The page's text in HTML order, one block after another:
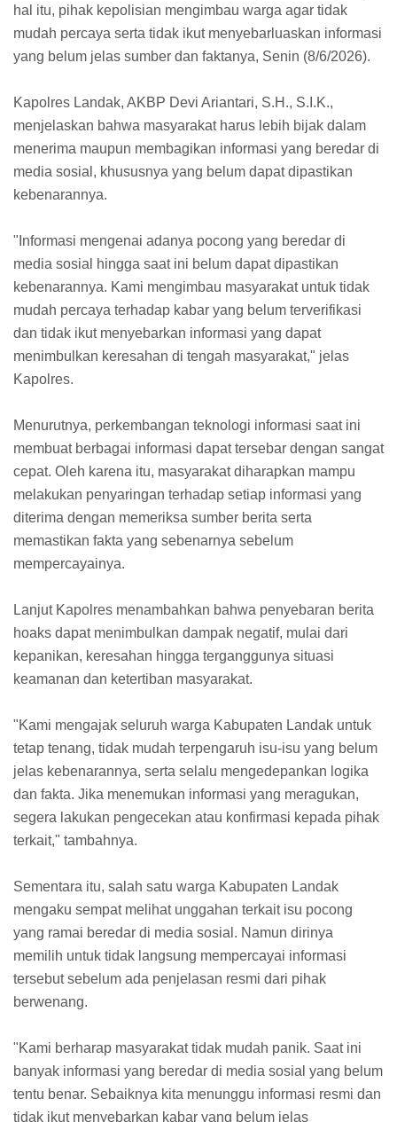
hal itu, pihak kepolisian mengimbau warga agar tidak
mudah percaya serta tidak ikut menyebarluaskan informasi
yang belum jelas sumber dan faktanya, Senin (8/6/2026).
Kapolres Landak, AKBP Devi Ariantari, S.H., S.I.K.,
menjelaskan bahwa masyarakat harus lebih bijak dalam
menerima maupun membagikan informasi yang beredar di
media sosial, khususnya yang belum dapat dipastikan
kebenarannya.
"Informasi mengenai adanya pocong yang beredar di
media sosial hingga saat ini belum dapat dipastikan
kebenarannya. Kami mengimbau masyarakat untuk tidak
mudah percaya terhadap kabar yang belum terverifikasi
dan tidak ikut menyebarkan informasi yang dapat
menimbulkan keresahan di tengah masyarakat," jelas
Kapolres.
Menurutnya, perkembangan teknologi informasi saat ini
membuat berbagai informasi dapat tersebar dengan sangat
cepat. Oleh karena itu, masyarakat diharapkan mampu
melakukan penyaringan terhadap setiap informasi yang
diterima dengan memeriksa sumber berita serta
memastikan fakta yang sebenarnya sebelum
mempercayainya.
Lanjut Kapolres menambahkan bahwa penyebaran berita
hoaks dapat menimbulkan dampak negatif, mulai dari
kepanikan, keresahan hingga terganggunya situasi
keamanan dan ketertiban masyarakat.
"Kami mengajak seluruh warga Kabupaten Landak untuk
tetap tenang, tidak mudah terpengaruh isu-isu yang belum
jelas kebenarannya, serta selalu mengedepankan logika
dan fakta. Jika menemukan informasi yang meragukan,
segera lakukan pengecekan atau konfirmasi kepada pihak
terkait," tambahnya.
Sementara itu, salah satu warga Kabupaten Landak
mengaku sempat melihat unggahan terkait isu pocong
yang ramai beredar di media sosial. Namun dirinya
memilih untuk tidak langsung mempercayai informasi
tersebut sebelum ada penjelasan resmi dari pihak
berwenang.
"Kami berharap masyarakat tidak mudah panik. Saat ini
banyak informasi yang beredar di media sosial yang belum
tentu benar. Sebaiknya kita menunggu informasi resmi dan
tidak ikut menyebarkan kabar yang belum jelas